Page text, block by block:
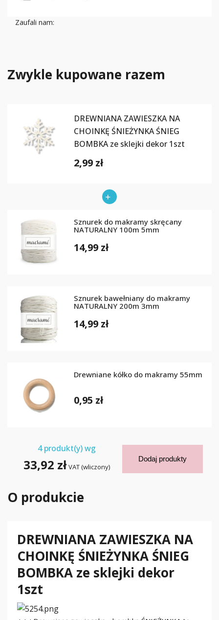
Zaufali nam:
Zwykle kupowane razem
DREWNIANA ZAWIESZKA NA
CHOINKĘ ŚNIEŻYNKA ŚNIEG
BOMBKA ze sklejki dekor 1szt
2,99 zł
Sznurek do makramy skręcany
NATURALNY 100m 5mm
14,99 zł
Sznurek bawełniany do makramy
NATURALNY 200m 3mm
14,99 zł
Drewniane kółko do makramy 55mm
0,95 zł
4produkt(y) wg
33,92 zł VAT (wliczony)
Dodaj produkty
O produkcie
DREWNIANA ZAWIESZKA NA
CHOINKĘ ŚNIEŻYNKA ŚNIEG
BOMBKA ze sklejki dekor
1szt